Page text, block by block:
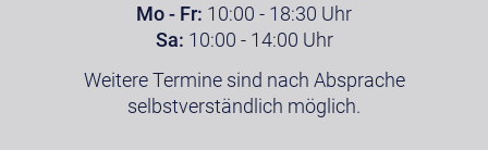
Mo - Fr: 10:00 - 18:30 Uhr
Sa: 10:00 - 14:00 Uhr
Weitere Termine sind nach Absprache
selbstverständlich möglich.